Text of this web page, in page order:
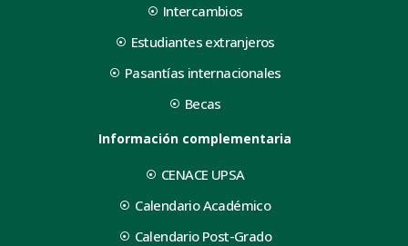
Intercambios
Estudiantes extranjeros
Pasantías internacionales
Becas
Información complementaria
CENACE UPSA
Calendario Académico
Calendario Post-Grado